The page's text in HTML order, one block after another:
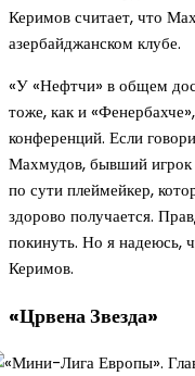
Керимов считает, что
азербайджанском клубе.
«У «Нефтчи» в общем
тоже, как и
конференций. Если
Махмудов, бывший игрок
по сути плеймейкер,
здорово получается.
покинуть. Но я надеюсь,
Керимов.
«Црвена Звезда»